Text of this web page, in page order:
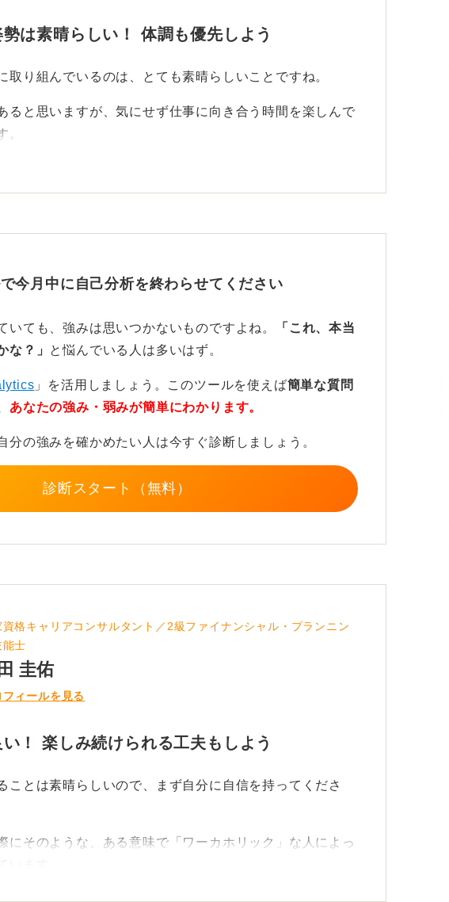
は素晴らしい！ 体調も優先しよう
取り組んでいるのは、とても素晴らしいことですね。
ると思いますが、気にせず仕事に向き合う時間を楽しんで
。
場合は、休息時間を先にスケジュールに入れておくのもお
、強制的に区切りをつけない限りいくらでもアクションが
きなエネルギーを蓄えるためにあえて立ち止まる時間を作
、次のアクションに向けたバネを大きくする効果があるこ
を長い期間楽しめるためだと思って、積極的に休息を取っ
今月中に自己分析を終わらせてください
いても、強みは思いつかないものですよね。
「これ、本当
な？」 と悩んでいる人は多いはず。
」を活用しましょう。このツールを使えば簡単な質問
あなたの強み・弱みが簡単にわかります。
分の強みを確かめたい人は今すぐ診断しましょう。
診断スタート（無料）
資格キャリアコンサルタント／2級ファイナンシャル・プランニン
能士
圭佑
フィールを見る
！ 楽しみ続けられる工夫もしよう
ことは素晴らしいので、まず自分に自信を持ってくださ
にそのような、ある意味で「ワーカホリック」な人によっ
います。
べきは、「趣味である仕事をずっと続けられるように、知